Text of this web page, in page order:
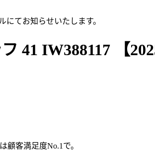
てお知らせいたします。
41 IW388117 【
客満足度No.1で。